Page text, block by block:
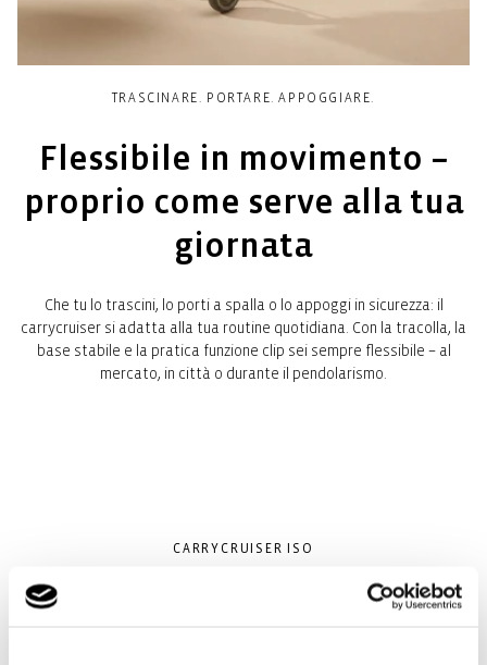
TRASCINARE. PORTARE. APPOGGIARE.
Flessibile in movimento –
proprio come serve alla tua
giornata
Che tu lo trascini, lo porti a spalla o lo appoggi in sicurezza: il
carrycruiser si adatta alla tua routine quotidiana. Con la tracolla, la
base stabile e la pratica funzione clip sei sempre flessibile – al
mercato, in città o durante il pendolarismo.
CARRYCRUISER ISO